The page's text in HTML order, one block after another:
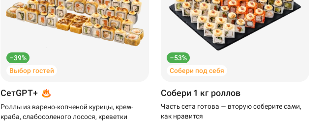
–39%
Выбор гостей
СетGPT+
Роллы из варено-копченой курицы, крем-
краба, слабосоленого лосося, креветки
–53%
Собери под себя
Собери 1 кг роллов
Часть сета готова — вторую соберите сами,
как нравится